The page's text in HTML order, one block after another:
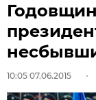
10:05 07.06.2015